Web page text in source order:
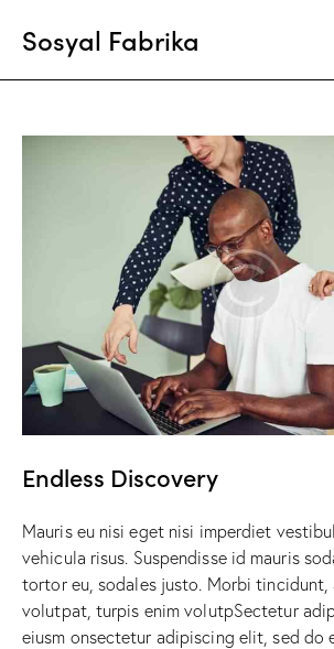
Sosyal Fabrika
Endless Discovery
Mauris eu nisi eget nisi imperdiet
vehicula risus. Suspendisse id mauris
tortor eu, sodales justo. Morbi
volutpat, turpis enim volutpSectetur
eiusm onsectetur adipiscing elit, sed do